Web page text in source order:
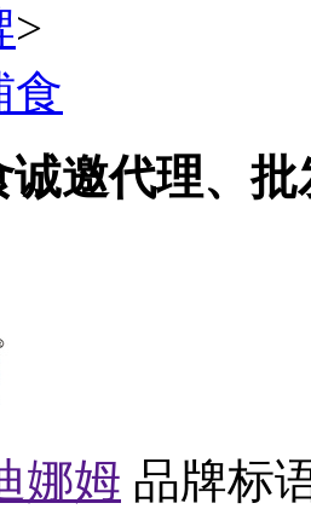
>
食
诚邀代理、批
娜姆 品牌标